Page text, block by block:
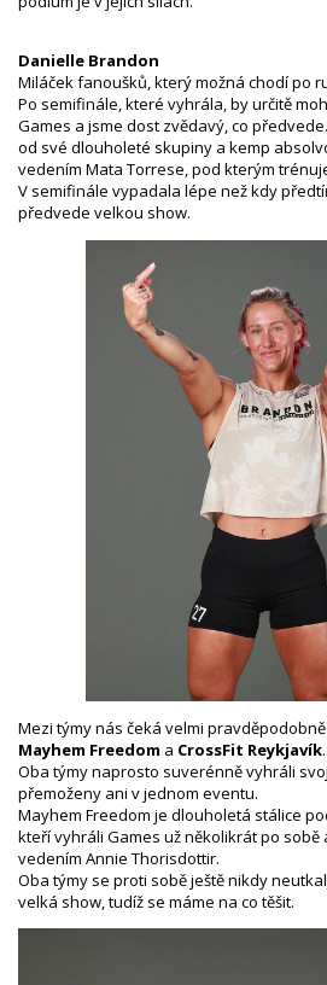
Danielle Brandon
Miláček fanoušků, který možná chodí po
Po semifinále, které vyhrála, by určitě
Games a jsme dost zvědavý, co
od své dlouholeté skupiny a kemp
vedením Mata Torrese, pod kterým
V semifinále vypadala lépe než kdy
předvede velkou show.
Mezi týmy nás čeká velmi
Mayhem Freedom a CrossFit Reykjavík.
Oba týmy naprosto suverénně vyhráli
přemoženy ani v jednom eventu.
Mayhem Freedom je dlouholetá stálice
kteří vyhráli Games už několikrát po sobě
vedením Annie Thorisdottir.
Oba týmy se proti sobě ještě nikdy
velká show, tudíž se máme na co těšit.